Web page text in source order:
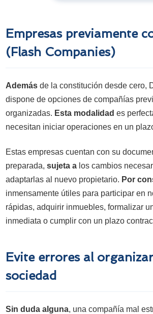
Empresas previamente
(Flash Companies)
Además de la constitución desde cero,
dispone de opciones de compañías
organizadas. Esta modalidad es
necesitan iniciar operaciones en un
Estas empresas cuentan con su
preparada,sujeta a los cambios
adaptarlas al nuevo propietario. Por
inmensamente útiles para participar en
rápidas, adquirir inmuebles, formalizar
inmediata o cumplir con un plazo
Evite errores al
sociedad
Sin duda alguna, una compañía mal